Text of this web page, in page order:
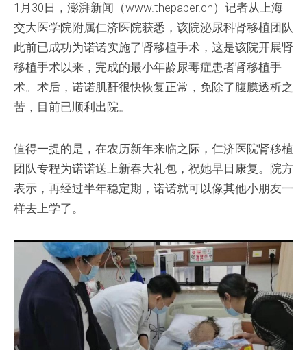
1月30日，澎湃新闻（www.thepaper.cn）记者从上海
交大医学院附属仁济医院获悉，该院泌尿科肾移植团队
此前已成功为诺诺实施了肾移植手术，这是该院开展肾
移植手术以来，完成的最小年龄尿毒症患者肾移植手
术。术后，诺诺肌酐很快恢复正常，免除了腹膜透析之
苦，目前已顺利出院。
值得一提的是，在农历新年来临之际，仁济医院肾移植
团队专程为诺诺送上新春大礼包，祝她早日康复。院方
表示，再经过半年稳定期，诺诺就可以像其他小朋友一
样去上学了。